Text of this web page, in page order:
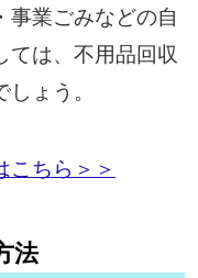
事業ごみなどの自
は、不用品回収
ょう。
こちら＞＞
法